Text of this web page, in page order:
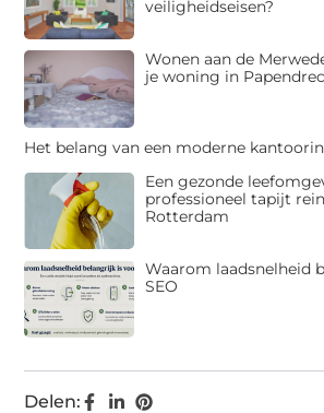
Delen:
veiligheidseisen?
Wonen aan de
je woning in
Het belang van een moderne
Een gezonde
professioneel tapijt
Rotterdam
Waarom laadsnelheid
SEO